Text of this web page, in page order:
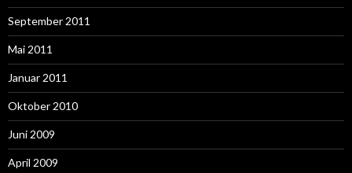
September 2011
Mai 2011
Januar 2011
Oktober 2010
Juni 2009
April 2009